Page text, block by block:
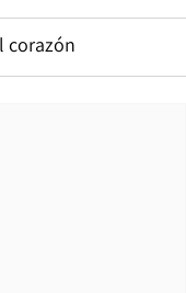
corazón